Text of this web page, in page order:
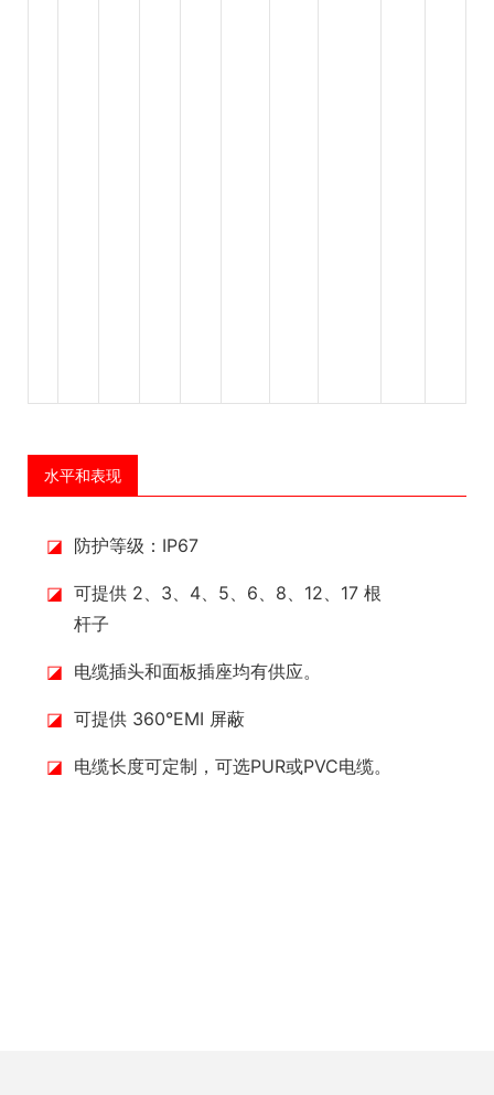
水平和表现
◪ 防护等级：IP67
◪ 可提供 2、3、4、5、6、8、12、17 根
杆子
◪ 电缆插头和面板插座均有供应。
◪ 可提供 360°EMI 屏蔽
◪ 电缆长度可定制，可选PUR或PVC电缆。